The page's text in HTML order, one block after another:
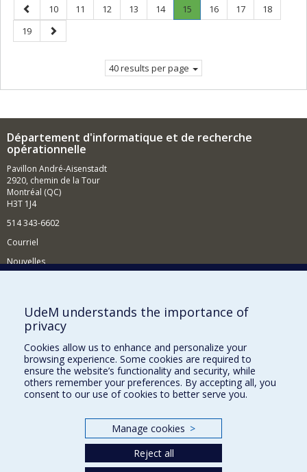
Previous
page
Page
10 Page
11 Page
12 Page
13 Page
14 Page
15
Current
Page
16 Page
17 Page
18
Page
19
Next
page
40 results per page
Département d'informatique et de recherche
opérationnelle
Pavillon André-Aisenstadt
2920, chemin de la Tour
Montréal (QC)
H3T 1J4
514 343-6602
Courriel
Nouvelles
Comment soutenir le Département?
BESOIN D'AIDE?
Plan du site
Signaler une erreur
Accessibilité
Nos départements et écoles
UdeM understands the importance of
privacy
Cookies allow us to enhance and personalize your
browsing experience. Some cookies are required to
ensure the website’s functionality and security, while
others remember your preferences. By accepting all, you
consent to our use of cookies to better serve you.
Manage cookies >
Reject all